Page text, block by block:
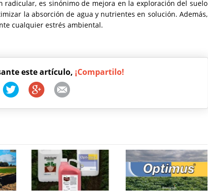
es sinónimo de mejora en la exploración del suelo
la absorción de agua y nutrientes en solución. Además,
cualquier estrés ambiental.
este artículo, ¡Compartilo!